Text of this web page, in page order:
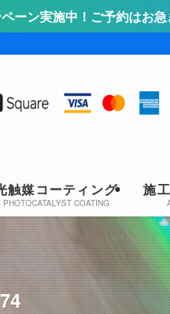
急ぎください！詳しくはこ
触媒コーティング
PHOTOCATALYST COATING
施